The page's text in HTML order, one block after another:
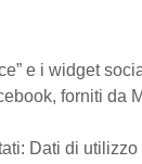
e i widget
forniti da
Dati di